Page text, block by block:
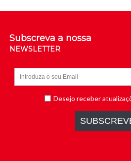
Subscreva a nossa
NEWSLETTER